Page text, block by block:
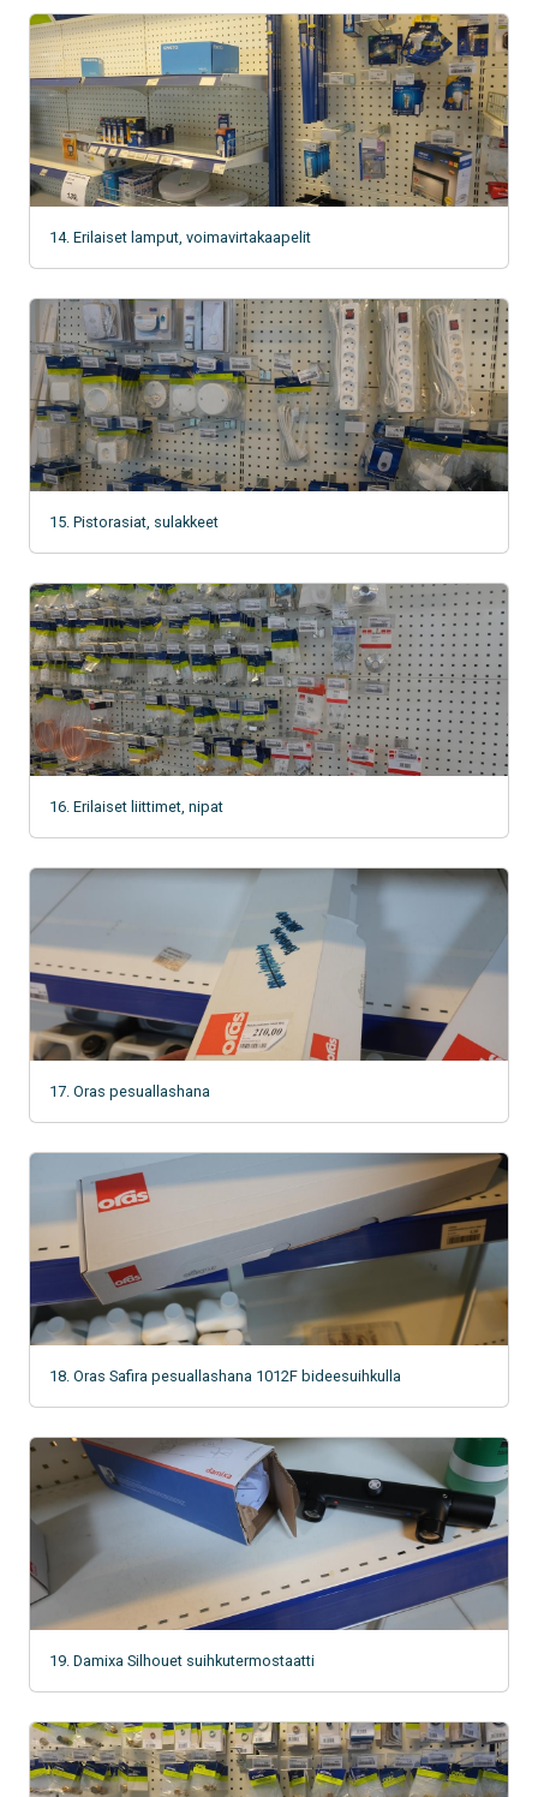
14. Erilaiset lamput, voimavirtakaapelit
15. Pistorasiat, sulakkeet
16. Erilaiset liittimet, nipat
17. Oras pesuallashana
18. Oras Safira pesuallashana 1012F bideesuihkulla
19. Damixa Silhouet suihkutermostaatti